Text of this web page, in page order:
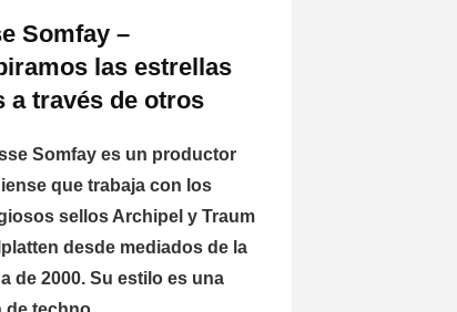
Somfay –
las estrellas
a través de otros
Somfay es un productor
que trabaja con los
sellos Archipel y Traum
desde mediados de la
de 2000. Su estilo es una